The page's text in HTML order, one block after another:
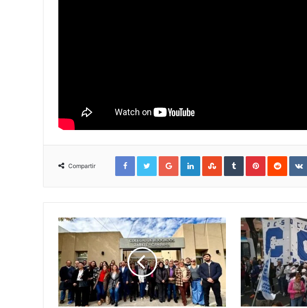
Compartir
FacebookTwitterGoogle+LinkedInStumbleUpon
TumblrPinterestReddit